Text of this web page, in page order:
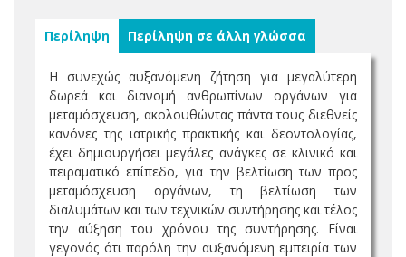
Περίληψη Περίληψη σε άλλη γλώσσα
Η συνεχώς αυξανόμενη ζήτηση για μεγαλύτερη
δωρεά και διανομή ανθρωπίνων οργάνων για
μεταμόσχευση, ακολουθώντας πάντα τους διεθνείς
κανόνες της ιατρικής πρακτικής και δεοντολογίας,
έχει δημιουργήσει μεγάλες ανάγκες σε κλινικό και
πειραματικό επίπεδο, για την βελτίωση των προς
μεταμόσχευση οργάνων, τη βελτίωση των
διαλυμάτων και των τεχνικών συντήρησης και τέλος
την αύξηση του χρόνου της συντήρησης. Είναι
γεγονός ότι παρόλη την αυξανόμενη εμπειρία των